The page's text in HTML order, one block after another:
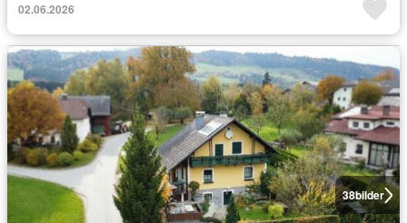
02.06.2026
38bilder